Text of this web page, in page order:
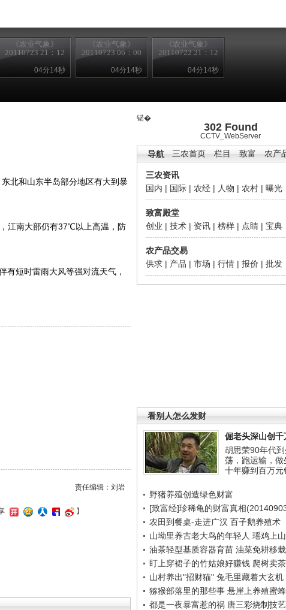
《农业气象》
20110723 21：12
04分14秒
《农业气象》
20110723 06：00
04分14秒
《农业气象》
20110722 21：12
04分14秒
锘�
302 Found
CCTV_WebServer
三农首页 栏目 致富 农产
导航
三农资讯
国内 | 国际 | 农经 | 人物 | 农村 | 曝光
致富殿堂
创业 | 技术 | 资讯 | 榜样 | 点睛 | 宝典
农产品交易
供求 | 产品 | 市场 | 行情 | 报价 | 批发
看别人怎么发财
倔老头深山创千
胡思荣90年代
荡，跑运输，做
十年赚到百万元
野猪养殖创造绿色财富
[致富经]珍稀龟的财富真相
农田到餐桌-走进广汉 百子鹅养殖术
山坳里养古老大鸟的年轻人 瑶鸡上山
油茶轻型基质容器育苗 油菜免耕移栽
盯上穿裙子的竹姑娘好赚钱 爬树卖茶
山村养出"招财猫" 兔毛里藏着大玄机
猕猴部落里的那些事 悬崖上养殖蜜蜂
都是一夜暴富惹的祸 唐三彩烧制技艺
北和山东半岛部分地区有大到暴
江南大部仍有37℃以上高温，防
短时雷雨大风等强对流天气，
责任编辑：刘岩
】